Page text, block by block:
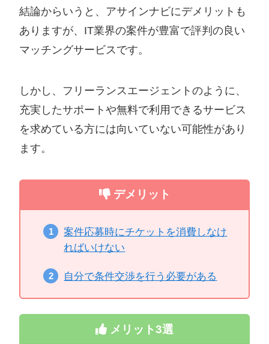
結論からいうと、アサインナビにデメリットも
ありますが、IT業界の案件が豊富で評判の良い
マッチングサービスです。
しかし、フリーランスエージェントのように、
充実したサポートや無料で利用できるサービス
を求めている方には向いていない可能性があり
ます。
デメリット
案件応募時にチケットを消費しなけ
ればいけない
自分で条件交渉を行う必要がある
メリット3選